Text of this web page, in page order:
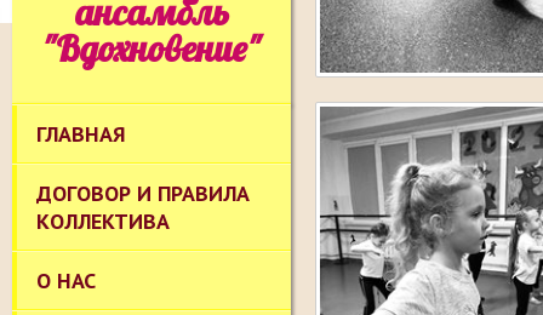
ансамбль
"Вдохновение"
ГЛАВНАЯ
ДОГОВОР И ПРАВИЛА
КОЛЛЕКТИВА
О НАС